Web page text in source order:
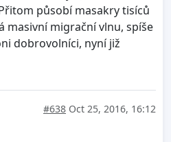
působí masakry tisíců
masivní migrační vlnu, spíše
dobrovolníci, nyní již
#638 Oct 25, 2016, 16:12